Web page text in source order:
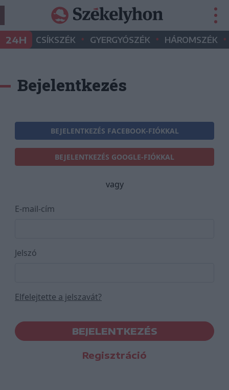
24H CSÍKSZÉK • GYERGYÓSZÉK • HÁROMSZÉK •
Bejelentkezés
BEJELENTKEZÉS FACEBOOK-FIÓKKAL
BEJELENTKEZÉS GOOGLE-FIÓKKAL
vagy
E-mail-cím
Jelszó
Elfelejtette a jelszavát?
BEJELENTKEZÉS
Regisztráció